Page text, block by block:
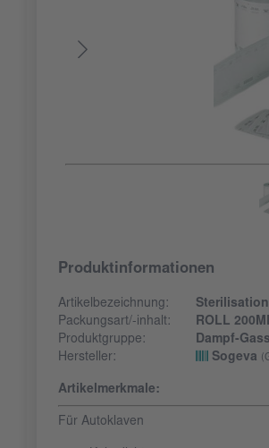
Produktinformationen
Artikelbezeichnung:
Packungsart/-inhalt:
ROLL
Produktgruppe:
Dampf-
Hersteller:
Sogeva
Artikelmerkmale:
Für Autoklaven